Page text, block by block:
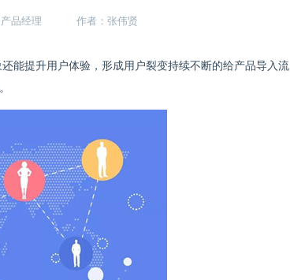
品经理 作者：张伟贤
能提升用户体验，形成用户裂变持续不断的给产品导入流